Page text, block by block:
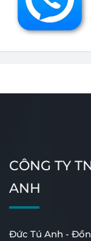
CÔNG TY
ANH
Đức Tú Anh -